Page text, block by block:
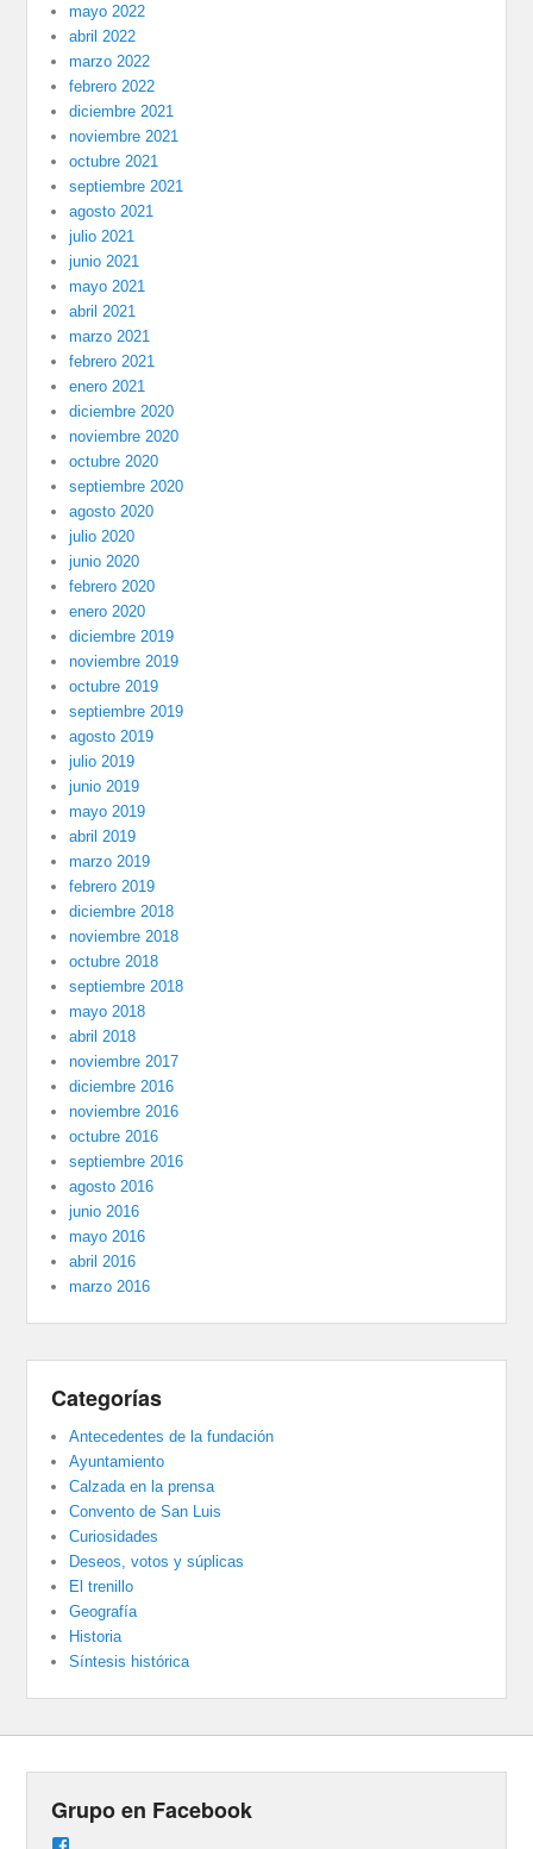
mayo 2022
abril 2022
marzo 2022
febrero 2022
diciembre 2021
noviembre 2021
octubre 2021
septiembre 2021
agosto 2021
julio 2021
junio 2021
mayo 2021
abril 2021
marzo 2021
febrero 2021
enero 2021
diciembre 2020
noviembre 2020
octubre 2020
septiembre 2020
agosto 2020
julio 2020
junio 2020
febrero 2020
enero 2020
diciembre 2019
noviembre 2019
octubre 2019
septiembre 2019
agosto 2019
julio 2019
junio 2019
mayo 2019
abril 2019
marzo 2019
febrero 2019
diciembre 2018
noviembre 2018
octubre 2018
septiembre 2018
mayo 2018
abril 2018
noviembre 2017
diciembre 2016
noviembre 2016
octubre 2016
septiembre 2016
agosto 2016
junio 2016
mayo 2016
abril 2016
marzo 2016
Categorías
Antecedentes de la fundación
Ayuntamiento
Calzada en la prensa
Convento de San Luis
Curiosidades
Deseos, votos y súplicas
El trenillo
Geografía
Historia
Síntesis histórica
Grupo en Facebook